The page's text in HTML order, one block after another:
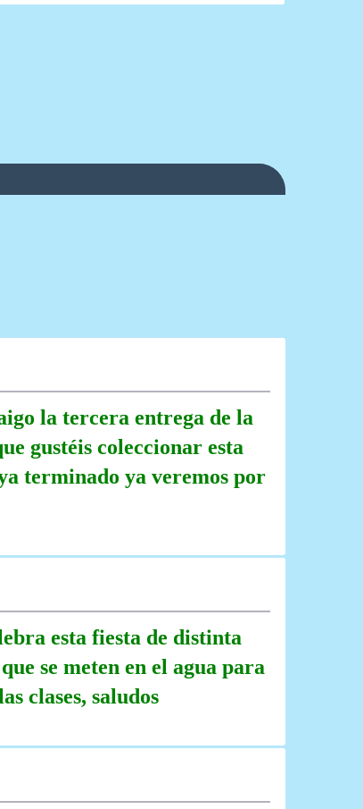
la tercera entrega de la
gustéis coleccionar esta
terminado ya veremos por
esta fiesta de distinta
se meten en el agua para
clases, saludos